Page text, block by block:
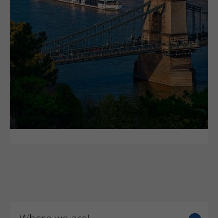
Form.
Name _gat_UA-44977085-1
Anbieter Google Analytics
Laufzeit
Dies ist ein von Google Analytics gesetztes
Cookie vom Mustertyp, bei dem das
Musterelement auf dem Namen die
eindeutige Identitätsnummer des Kontos